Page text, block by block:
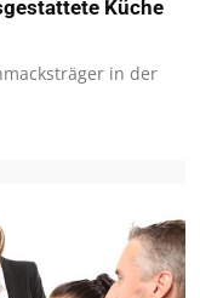
Küche
in der